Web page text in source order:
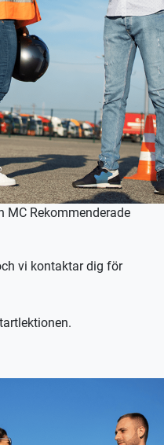
MC Rekommenderade
vi kontaktar dig för
oavsett om du
oss, kör med en privat
båda.